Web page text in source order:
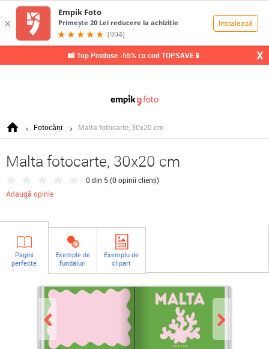
📸 Top Produse -55% cu cod TOPSAVE📱 X
Fotocărți Malta fotocarte, 30x20 cm
Malta fotocarte, 30x20 cm
0 din 5 (0 opinii clienți)
Adaugă opinie
Pagini
perfecte
Exemple de
fundaluri
Exemplu de
clipart